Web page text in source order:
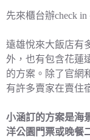
先來櫃台辦check in
遠雄悅來大飯店有
外，也有包含花蓮
的方案。除了官網
有許多賣家在賣住
小涵訂的方案是海
洋公園門票或晚餐